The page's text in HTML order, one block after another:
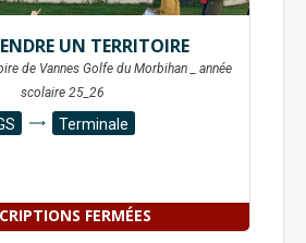
FERMÉES
UN TERRITOIRE
de Vannes Golfe du Morbihan _ année
scolaire 25_26
Terminale